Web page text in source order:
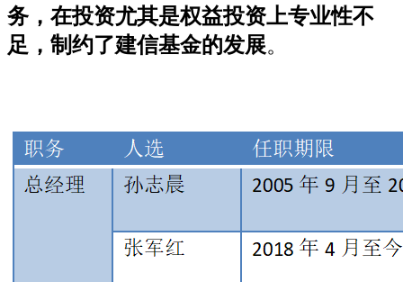
务，在投资尤其是权益投资上专业性不
足，制约了建信基金的发展。